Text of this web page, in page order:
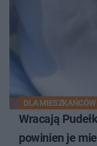
DLA MIESZKAŃCÓW
Wracają
powinien je